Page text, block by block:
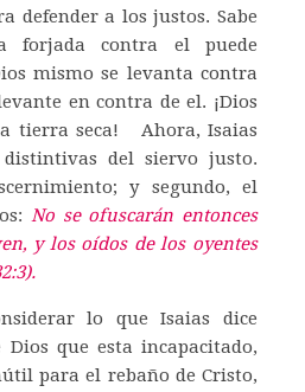
defender a los justos. Sabe
forjada contra el puede
mismo se levanta contra
en contra de el. ¡Dios
tierra seca! Ahora, Isaias
del siervo justo.
y segundo, el
No se ofuscarán entonces
y los oídos de los oyentes
lo que Isaias dice
que esta incapacitado,
para el rebaño de Cristo,